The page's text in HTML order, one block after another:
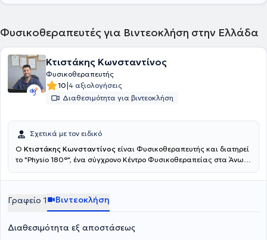
Φυσικοθεραπευτές για Βιντεοκλήση στην Ελλάδα
Κτιστάκης Κωνσταντίνος
Φυσικοθεραπευτής
10|4 αξιολογήσεις
Διαθεσιμότητα για βιντεοκλήση
Σχετικά με τον ειδικό
Ο Κτιστάκης Κωνσταντίνος είναι Φυσικοθεραπευτής και διατηρεί
το "Physio 180°", ένα σύγχρονο Κέντρο Φυσικοθεραπείας στα Άνω
αποκατάσταση αθλητικών τραυμάτων και τη βελτίωση της
φυσικοθεραπεία, βελονισμό και εξειδικευμένες τεχνικές
κινητοποίησης, προσαρμοσμένες στις ανάγκες του κάθε
ασθενούς.Ο απώτερος στόχος της θεραπείας τους είναι η πλήρη
επάνοδός σας στις καθημερινές και επαγγελματικές σας
Γραφείο 1 Βιντεοκλήση
Διαθεσιμότητα εξ αποστάσεως